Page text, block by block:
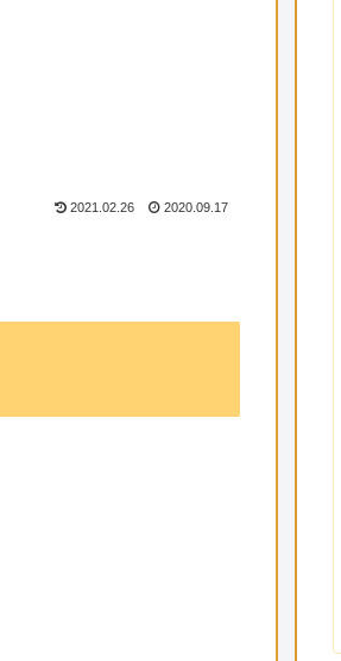
2021.02.26 2020.09.17